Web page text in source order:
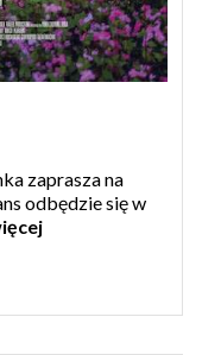
zaprasza na
odbędzie się w